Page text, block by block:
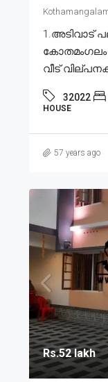
1.അടിവാട്
കോതമംഗലം
വീട്
32022
HOUSE
57 years ago
Rs.52 lakh